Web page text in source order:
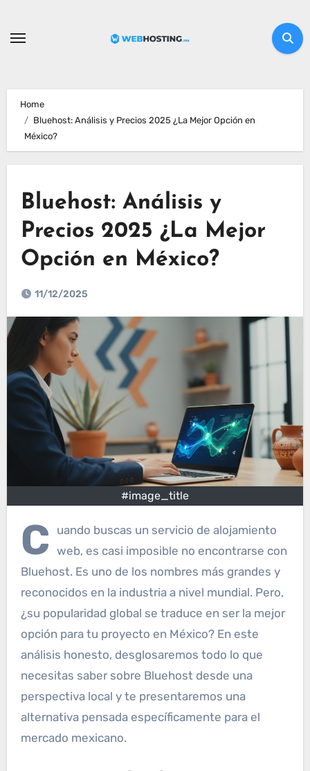
Home
Bluehost: Análisis y Precios 2025 ¿La Mejor Opción en
México?
Bluehost: Análisis y
Precios 2025 ¿La Mejor
Opción en México?
11/12/2025
#image_title
C
uando buscas un servicio de alojamiento
web, es casi imposible no encontrarse con
Bluehost. Es uno de los nombres más grandes y
reconocidos en la industria a nivel mundial. Pero,
¿su popularidad global se traduce en ser la mejor
opción para tu proyecto en México? En este
análisis honesto, desglosaremos todo lo que
necesitas saber sobre Bluehost desde una
perspectiva local y te presentaremos una
alternativa pensada específicamente para el
mercado mexicano.